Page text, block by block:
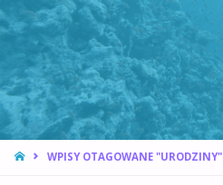
STRONA
WPISY OTAGOWANE "URODZINY"